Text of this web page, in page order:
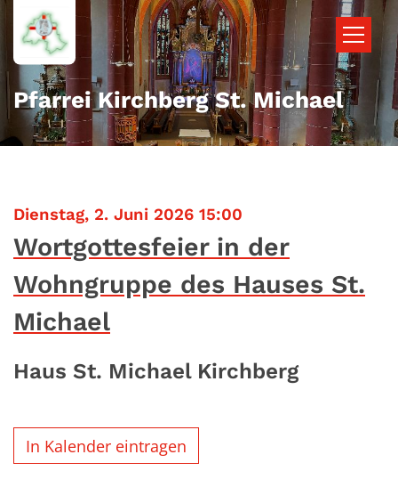
Zum Inhalt springen
Pfarrei Kirchberg St. Michael
Dienstag, 2. Juni 2026 15:00
Wortgottesfeier in der
Wohngruppe des Hauses St.
Michael
Haus St. Michael Kirchberg
In Kalender eintragen